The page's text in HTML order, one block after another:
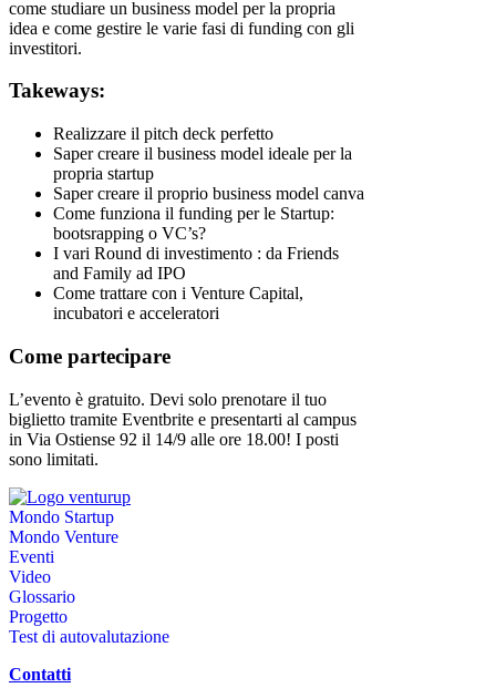
come studiare un business model per la propria
idea e come gestire le varie fasi di funding con gli
investitori.
Takeways:
Realizzare il pitch deck perfetto
Saper creare il business model ideale per la
propria startup
Saper creare il proprio business model canva
Come funziona il funding per le Startup:
bootsrapping o VC’s?
I vari Round di investimento : da Friends
and Family ad IPO
Come trattare con i Venture Capital,
incubatori e acceleratori
Come partecipare
L’evento è gratuito. Devi solo prenotare il tuo
biglietto tramite Eventbrite e presentarti al campus
in Via Ostiense 92 il 14/9 alle ore 18.00! I posti
sono limitati.
Mondo Startup
Mondo Venture
Eventi
Video
Glossario
Progetto
Test di autovalutazione
Contatti